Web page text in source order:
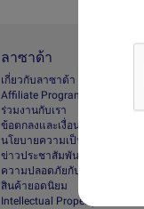
ลาซาด้า
เกี่ยวกับลาซาด้า
Afﬁliate Program
ร่วมงานกับเรา
ข้อตกลงและเงื่อนไข
นโยบายความเป็นส่วนตัว
ข่าวประชาสัมพันธ์
ความปลอดภัยกับลาซาด้า
สินค้ายอดนิยม
Intellectual Property Protection